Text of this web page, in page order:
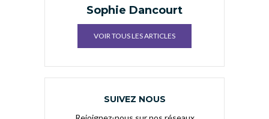
Sophie Dancourt
VOIR TOUS LES ARTICLES
SUIVEZ NOUS